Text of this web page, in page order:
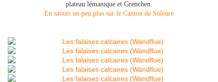
plateau lémanique et Grenchen.
En savoir un peu plus sur le Canton de Soleure